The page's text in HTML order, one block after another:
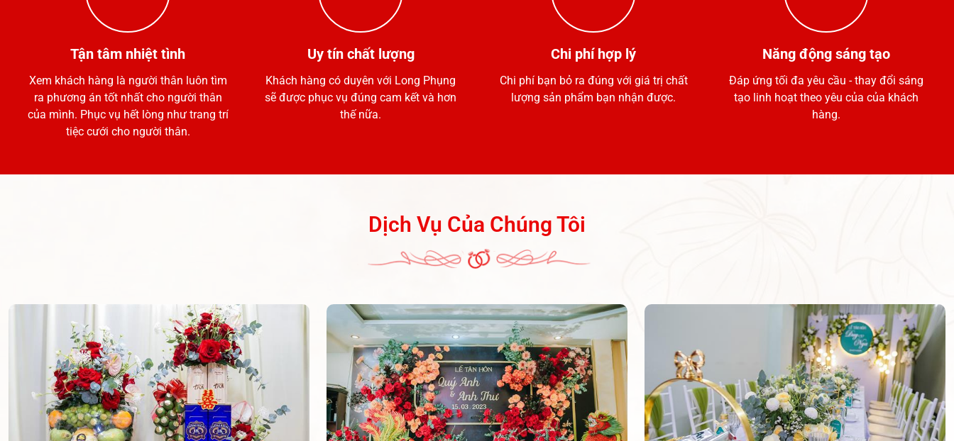
Tận tâm nhiệt tình
Xem khách hàng là người thân luôn tìm
ra phương án tốt nhất cho người thân
của mình. Phục vụ hết lòng như trang trí
tiệc cưới cho người thân.
Uy tín chất lượng
Khách hàng có duyên với Long Phụng
sẽ được phục vụ đúng cam kết và hơn
thế nữa.
Chi phí hợp lý
Chi phí bạn bỏ ra đúng với giá trị chất
lượng sản phẩm bạn nhận được.
Năng động sáng tạo
Đáp ứng tối đa yêu cầu - thay đổi sáng
tạo linh hoạt theo yêu của của khách
hàng.
Dịch Vụ Của Chúng Tôi